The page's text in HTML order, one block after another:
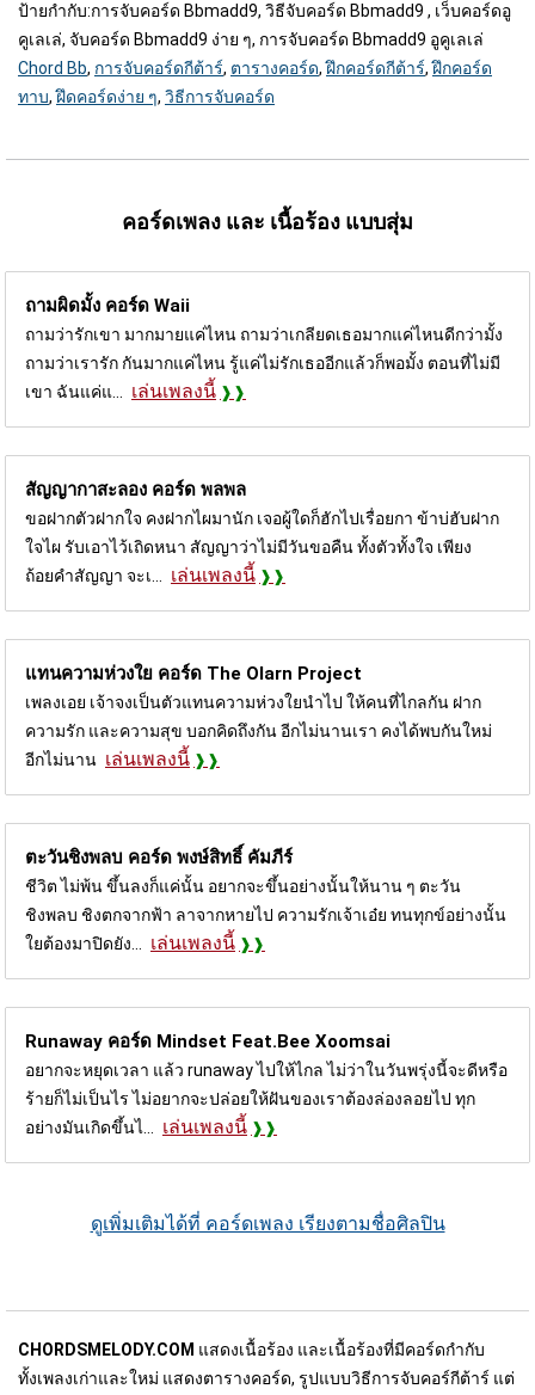
ป้ายกำกับ:การจับคอร์ด Bbmadd9, วิธีจับคอร์ด Bbmadd9 , เว็บคอร์ดอู
คูเลเล่, จับคอร์ด Bbmadd9 ง่าย ๆ, การจับคอร์ด Bbmadd9 อูคูเลเล่
Chord Bb, การจับคอร์ดกีต้าร์, ตารางคอร์ด,ฝึกคอร์ดกีต้าร์,ฝึกคอร์ด
ทาบ,ฝึดคอร์ดง่าย ๆ, วิธีการจับคอร์ด
คอร์ดเพลง และ เนื้อร้อง แบบสุ่ม
ถามผิดมั้ง คอร์ด Waii
ถามว่ารักเขา มากมายแค่ไหน ถามว่าเกลียดเธอมากแค่ไหนดีกว่ามั้ง
ถามว่าเรารัก กันมากแค่ไหน รู้แค่ไม่รักเธออีกแล้วก็พอมั้ง ตอนที่ไม่มี
เขา ฉันแค่แ...
เล่นเพลงนี้
สัญญากาสะลอง คอร์ด พลพล
ขอฝากตัวฝากใจ คงฝากไผมานัก เจอผู้ใดก็ฮักไปเรื่อยกา ข้าบ่ฮับฝาก
ใจไผ รับเอาไว้เถิดหนา สัญญาว่าไม่มีวันขอคืน ทั้งตัวทั้งใจ เพียง
ถ้อยคำสัญญา จะเ...
เล่นเพลงนี้
แทนความห่วงใย คอร์ด The Olarn Project
เพลงเอย เจ้าจงเป็นตัวแทนความห่วงใยนำไป ให้คนที่ไกลกัน ฝาก
ความรัก และความสุข บอกคิดถึงกัน อีกไม่นานเรา คงได้พบกันใหม่
อีกไม่นาน เล่นเพลงนี้
ตะวันชิงพลบ คอร์ด พงษ์สิทธิ์ คัมภีร์
ชีวิต ไม่พ้น ขึ้นลงก็แค่นั้น อยากจะขึ้นอย่างนั้นให้นาน ๆ ตะวัน
ชิงพลบ ชิงตกจากฟ้า ลาจากหายไป ความรักเจ้าเอ๋ย ทนทุกข์อย่างนั้น
ใยต้องมาปิดยัง...
เล่นเพลงนี้
Runaway คอร์ด Mindset Feat.Bee Xoomsai
อยากจะหยุดเวลา แล้ว runaway ไปให้ไกล ไม่ว่าในวันพรุ่งนี้จะดีหรือ
ร้ายก็ไม่เป็นไร ไม่อยากจะปล่อยให้ฝันของเราต้องล่องลอยไป ทุก
อย่างมันเกิดขึ้นไ...
เล่นเพลงนี้
ดูเพิ่มเติมได้ที่ คอร์ดเพลง เรียงตามชื่อศิลปิน
CHORDSMELODY.COM แสดงเนื้อร้อง และเนื้อร้องที่มีคอร์ดกำกับ
ทั้งเพลงเก่าและใหม่ แสดงตารางคอร์ด, รูปแบบวิธีการจับคอร์กีต้าร์ แต่